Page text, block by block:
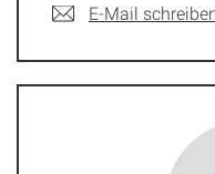
E-Mail